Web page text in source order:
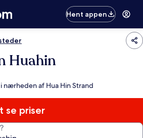
Hent appen
Huahin
nærheden af Hua Hin Strand
se priser